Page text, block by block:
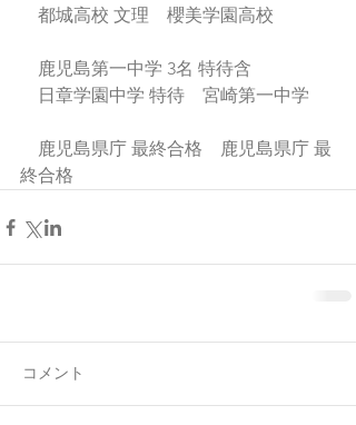
都城高校 文理　櫻美学園高校
鹿児島第一中学 3名 特待含
日章学園中学 特待　宮崎第一中学
鹿児島県庁 最終合格　鹿児島県庁 最
終合格
コメント